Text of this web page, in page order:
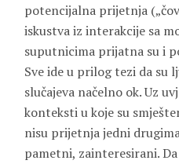
potencijalna prijetnja
iskustva iz interakcije sa
suputnicima prijatna su i
Sve ide u prilog tezi da su
slučajeva načelno ok. Uz
konteksti u koje su
nisu prijetnja jedni
pametni, zainteresirani.